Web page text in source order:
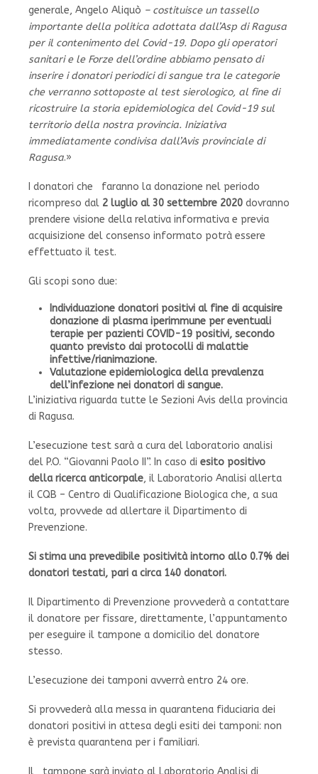
generale, Angelo Aliquò – costituisce un tassello
importante della politica adottata dall’Asp di Ragusa
per il contenimento del Covid-19. Dopo gli operatori
sanitari e le Forze dell’ordine abbiamo pensato di
inserire i donatori periodici di sangue tra le categorie
che verranno sottoposte al test sierologico, al fine di
ricostruire la storia epidemiologica del Covid-19 sul
territorio della nostra provincia. Iniziativa
immediatamente condivisa dall’Avis provinciale di
Ragusa.»
I donatori che faranno la donazione nel periodo
ricompreso dal 2 luglio al 30 settembre 2020 dovranno
prendere visione della relativa informativa e previa
acquisizione del consenso informato potrà essere
effettuato il test.
Gli scopi sono due:
Individuazione donatori positivi al fine di acquisire
donazione di plasma iperimmune per eventuali
terapie per pazienti COVID-19 positivi, secondo
quanto previsto dai protocolli di malattie
infettive/rianimazione.
Valutazione epidemiologica della prevalenza
dell’infezione nei donatori di sangue.
L’iniziativa riguarda tutte le Sezioni Avis della provincia
di Ragusa.
L’esecuzione test sarà a cura del laboratorio analisi
del P.O. “Giovanni Paolo II”. In caso di esito positivo
della ricerca anticorpale, il Laboratorio Analisi allerta
il CQB – Centro di Qualificazione Biologica che, a sua
volta, provvede ad allertare il Dipartimento di
Prevenzione.
Si stima una prevedibile positività intorno allo 0.7% dei
donatori testati, pari a circa 140 donatori.
Il Dipartimento di Prevenzione provvederà a contattare
il donatore per fissare, direttamente, l’appuntamento
per eseguire il tampone a domicilio del donatore
stesso.
L’esecuzione dei tamponi avverrà entro 24 ore.
Si provvederà alla messa in quarantena fiduciaria dei
donatori positivi in attesa degli esiti dei tamponi: non
è prevista quarantena per i familiari.
Il tampone sarà inviato al Laboratorio Analisi di